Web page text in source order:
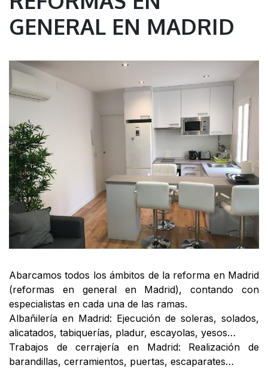
GENERAL EN MADRID
Abarcamos todos los ámbitos de la reforma en Madrid
(reformas en general en Madrid), contando con
especialistas en cada una de las ramas.
Albañilería en Madrid: Ejecución de soleras, solados,
alicatados, tabiquerías, pladur, escayolas, yesos…
Trabajos de cerrajería en Madrid: Realización de
barandillas, cerramientos, puertas, escaparates…